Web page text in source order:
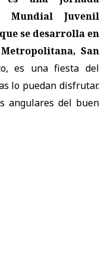
Juvenil
se desarrolla en
San
es una fiesta del
lo puedan disfrutar.
angulares del buen